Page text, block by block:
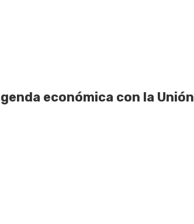
económica con la Unión